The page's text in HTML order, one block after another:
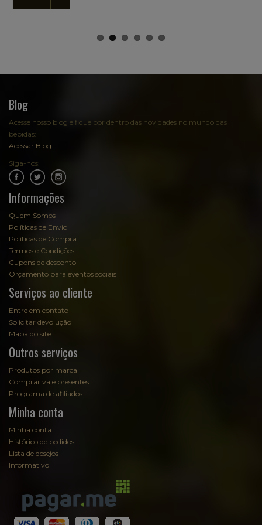
Blog
Acesse nosso blog e fique por dentro das novidades no mundo das
bebidas:
Acessar Blog
Siga-nos:
Informações
Quem Somos
Políticas de Envio
Políticas de Compra
Termos e Condições
Cupons de desconto
Orçamento para eventos sociais
Serviços ao cliente
Entre em contato
Solicitar devolução
Mapa do site
Outros serviços
Produtos por marca
Comprar vale presentes
Programa de afiliados
Minha conta
Minha conta
Histórico de pedidos
Lista de desejos
Informativo